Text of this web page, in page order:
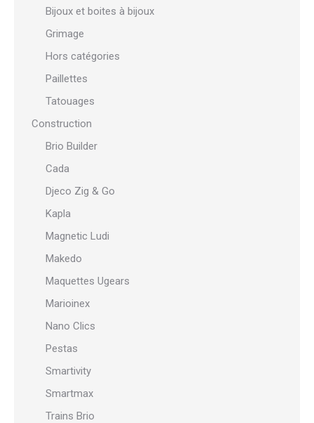
Bijoux et boites à bijoux
Grimage
Hors catégories
Paillettes
Tatouages
Construction
Brio Builder
Cada
Djeco Zig & Go
Kapla
Magnetic Ludi
Makedo
Maquettes Ugears
Marioinex
Nano Clics
Pestas
Smartivity
Smartmax
Trains Brio